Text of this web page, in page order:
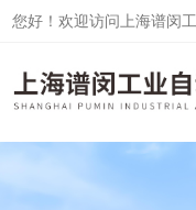
您好！欢迎访问上海谱闵